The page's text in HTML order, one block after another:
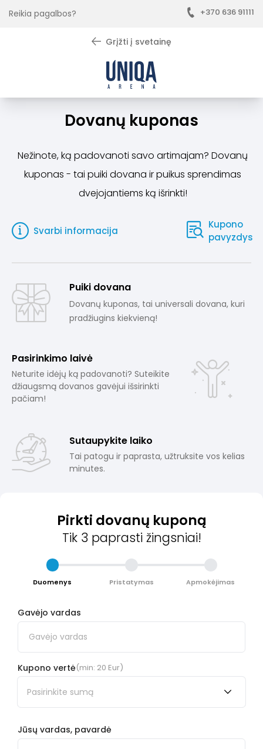
Reikia pagalbos? +370 636 91111
Grįžti į svetainę
Dovanų kuponas
Nežinote, ką padovanoti savo artimajam? Dovanų
kuponas - tai puiki dovana ir puikus sprendimas
dvejojantiems ką išrinkti!
Svarbi informacija
Kupono
pavyzdys
Puiki dovana
Dovanų kuponas, tai universali dovana, kuri
pradžiugins kiekvieną!
Pasirinkimo laivė
Neturite idėjų ką padovanoti? Suteikite
džiaugsmą dovanos gavėjui išsirinkti
pačiam!
Sutaupykite laiko
Tai patogu ir paprasta, užtruksite vos kelias
minutes.
Pirkti dovanų kuponą
Tik 3 paprasti žingsniai!
Duomenys Pristatymas Apmokėjimas
Gavėjo vardas
Kupono vertė(min: 20 Eur)
Pasirinkite sumą
Jūsų vardas, pavardė